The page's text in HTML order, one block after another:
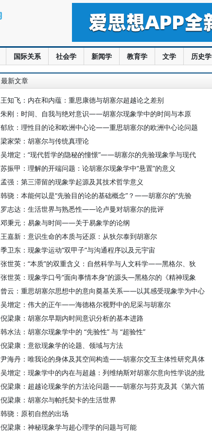
国际关系 社会学 新闻学 教育学 文学 历史学
最新文章
王知飞：内在和内蕴：重思康德与胡塞尔超越论之差别
朱刚：时间、自我与绝对意识——胡塞尔现象学中的时间与本原
郁欣：理性目的论和欧洲中心论——重思胡塞尔的欧洲中心论问题
梁家荣：胡塞尔与传统真理论
吴增定：“现代哲学的隐秘的憧憬”——胡塞尔的先验现象学与现代
苏振甲：理解的开端问题：论胡塞尔现象学中“悬置”的意义
孟强：第三滞留的现象学起源及其技术哲学意义
韩骁：本能何以是“先验目的论的基础概念”？——胡塞尔的“先验
罗志达：生活世界与熟悉性——论卢曼对胡塞尔的批评
邓秉元：易象与时间——关于易象学的论纲
王嘉新：意识生命的本质与还原：从狄尔泰到胡塞尔
季卫东：现象学运动“双甲子”与沟通程序以及元宇宙
张世英：“本质”的双重含义：自然科学与人文科学——黑格尔、狄
张世英：现象学口号“面向事情本身”的源头—黑格尔的《精神现象
曾云：重思胡塞尔思想中的意向奠基关系——以其感受现象学为中心
吴增定：伟大的正午——海德格尔视野中的尼采与胡塞尔
倪梁康：胡塞尔早期内时间意识分析的基本进路
韩水法：胡塞尔现象学中的 “先验性” 与 “超验性”
倪梁康：意欲现象学的论题、领域与方法
尹海丹：唯我论的身体及其空间构造——胡塞尔交互主体性研究具体
吴增定：现象学中的内在与超越：列维纳斯对胡塞尔意向性学说的批
倪梁康：超越论现象学的方法论问题——胡塞尔与芬克及其《第六笛
倪梁康：胡塞尔与帕托契卡的生活世界
韩骁：原初自然的出场
倪梁康：神秘现象学与超心理学的问题与可能